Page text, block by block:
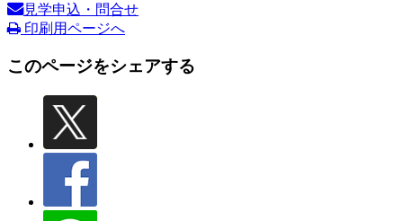
見学申込・問合せ
印刷用ページへ
このページをシェアする